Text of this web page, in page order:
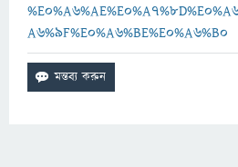
A6%9F%E0%A6%BE%E0%A6%B0